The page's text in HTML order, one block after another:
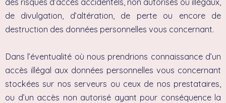
des risques d’accès accidentels, non autorisés ou illégaux,
de divulgation, d’altération, de perte ou encore de
destruction des données personnelles vous concernant.
Dans l’éventualité où nous prendrions connaissance d’un
accès illégal aux données personnelles vous concernant
stockées sur nos serveurs ou ceux de nos prestataires,
ou d’un accès non autorisé ayant pour conséquence la